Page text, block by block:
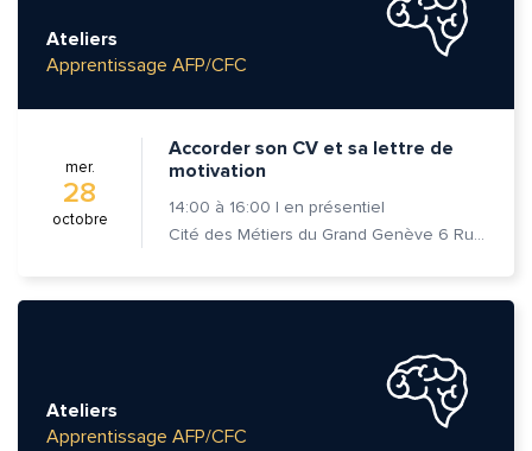
Ateliers
Apprentissage AFP/CFC
mer.
28
octobre
Accorder son CV et sa lettre de
motivation
14:00 à 16:00 | en présentiel
Cité des Métiers du Grand Genève 6 Rue Prévost-Martin 1205 Genève
Ateliers
Apprentissage AFP/CFC